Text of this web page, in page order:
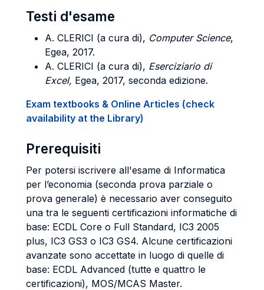
Testi d'esame
A. CLERICI (a cura di), Computer Science,
Egea, 2017.
A. CLERICI (a cura di), Eserciziario di
Excel, Egea, 2017, seconda edizione.
Exam textbooks & Online Articles (check
availability at the Library)
Prerequisiti
Per potersi iscrivere all'esame di Informatica
per l’economia (seconda prova parziale o
prova generale) è necessario aver conseguito
una tra le seguenti certificazioni informatiche di
base: ECDL Core o Full Standard, IC3 2005
plus, IC3 GS3 o IC3 GS4. Alcune certificazioni
avanzate sono accettate in luogo di quelle di
base: ECDL Advanced (tutte e quattro le
certificazioni), MOS/MCAS Master.